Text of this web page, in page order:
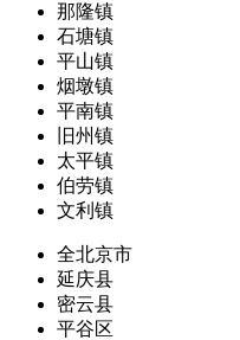
那隆镇
石塘镇
平山镇
烟墩镇
平南镇
旧州镇
太平镇
伯劳镇
文利镇
全北京市
延庆县
密云县
平谷区